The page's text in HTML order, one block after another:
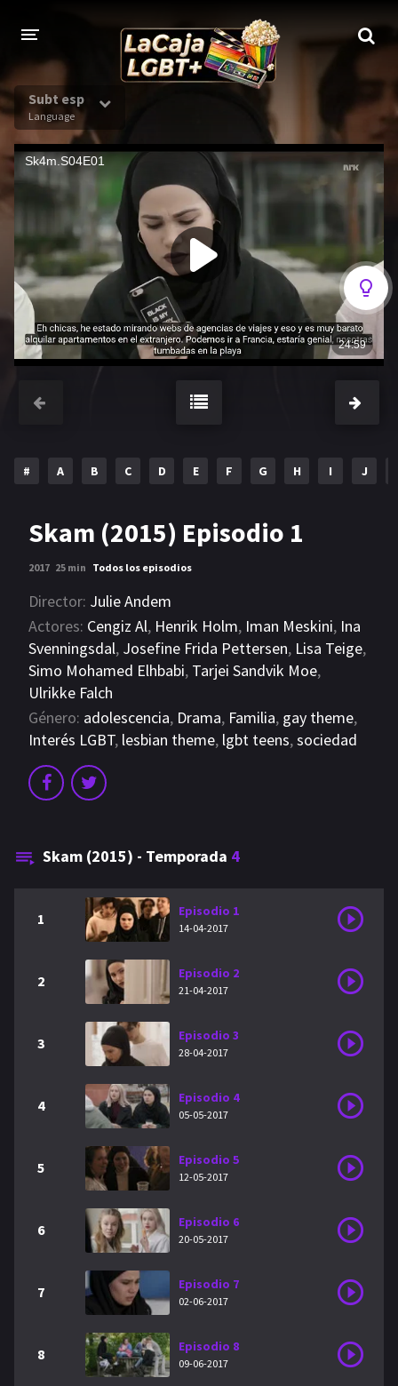
Subt esp
Language
# A B C D E F G H I J
Skam (2015) Episodio 1
2017 25 min Todos los episodios
Director: Julie Andem
Actores: Cengiz Al, Henrik Holm, Iman Meskini, Ina
Svenningsdal, Josefine Frida Pettersen, Lisa Teige,
Simo Mohamed Elhbabi, Tarjei Sandvik Moe,
Ulrikke Falch
Género: adolescencia, Drama, Familia, gay theme,
Interés LGBT, lesbian theme, lgbt teens,sociedad
Skam (2015) - Temporada 4
1 Episodio 1
14-04-2017
2 Episodio 2
21-04-2017
3 Episodio 3
28-04-2017
4 Episodio 4
05-05-2017
5 Episodio 5
12-05-2017
6 Episodio 6
20-05-2017
7 Episodio 7
02-06-2017
8 Episodio 8
09-06-2017